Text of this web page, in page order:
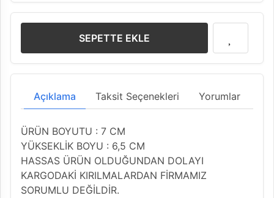
SEPETTE EKLE
Açıklama Taksit Seçenekleri Yorumlar
ÜRÜN BOYUTU : 7 CM
YÜKSEKLİK BOYU : 6,5 CM
HASSAS ÜRÜN OLDUĞUNDAN DOLAYI
KARGODAKİ KIRILMALARDAN FİRMAMIZ
SORUMLU DEĞİLDİR.